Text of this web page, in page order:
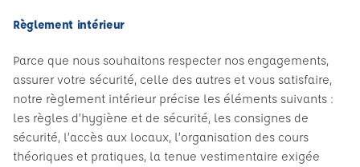
Règlement intérieur
Parce que nous souhaitons respecter nos engagements,
assurer votre sécurité, celle des autres et vous satisfaire,
notre règlement intérieur précise les éléments suivants :
les règles d’hygiène et de sécurité, les consignes de
sécurité, l’accès aux locaux, l’organisation des cours
théoriques et pratiques, la tenue vestimentaire exigée